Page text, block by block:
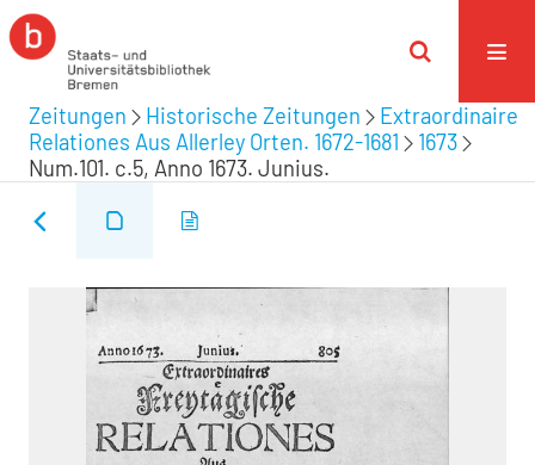
Zeitungen Historische Zeitungen
Extraordinaire
Relationes Aus Allerley Orten. 1672-1681
1673
Num.101. c.5, Anno 1673. Junius.